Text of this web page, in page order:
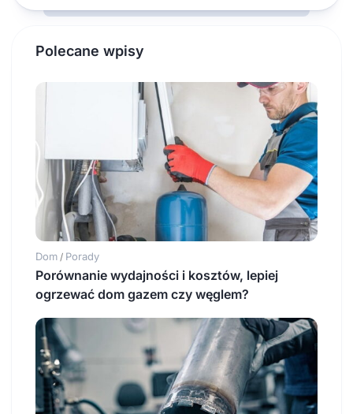
Polecane wpisy
Dom / Porady
Porównanie wydajności i kosztów, lepiej
ogrzewać dom gazem czy węglem?